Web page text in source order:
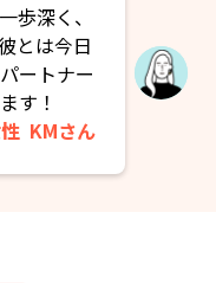
歩深く、
とは今日
ートナー
す！
KMさん